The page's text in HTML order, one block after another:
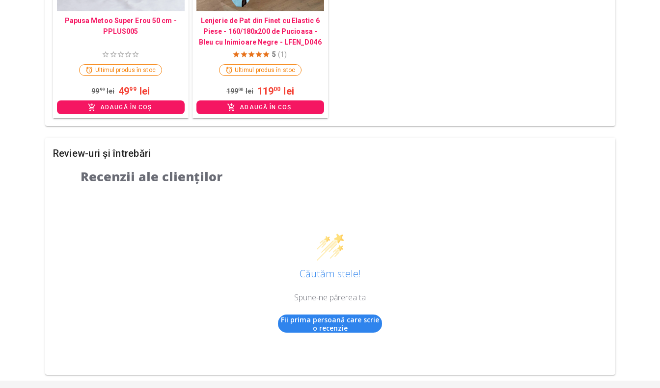
Papusa Metoo Super Erou 50 cm -
PPLUS005
Ultimul produs în stoc
9999 lei 4999 lei
ADAUGĂ ÎN COȘ
Lenjerie de Pat din Finet cu Elastic 6
Piese - 160/180x200 de Pucioasa -
Bleu cu Inimioare Negre - LFEN_D046
5 (1)
Ultimul produs în stoc
19900 lei 11900 lei
ADAUGĂ ÎN COȘ
Review-uri și întrebări
Recenzii ale clienților
Căutăm stele!
Spune-ne părerea ta
Fii prima persoană care scrie
o recenzie